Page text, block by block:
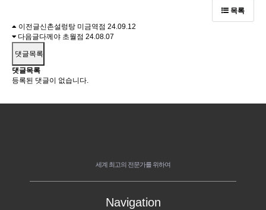
목록
이전글신촌설렁탕 미금역점 24.09.12
다음글다께야 초월점 24.08.07
댓글목록
댓글목록
등록된 댓글이 없습니다.
세계 최고의 전문가를 위하여
Navigation